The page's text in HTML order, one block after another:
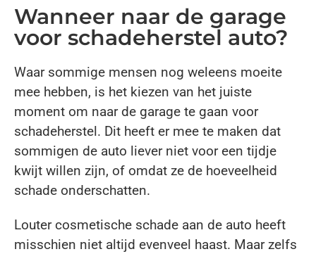
Wanneer naar de garage
voor schadeherstel auto?
Waar sommige mensen nog weleens moeite
mee hebben, is het kiezen van het juiste
moment om naar de garage te gaan voor
schadeherstel. Dit heeft er mee te maken dat
sommigen de auto liever niet voor een tijdje
kwijt willen zijn, of omdat ze de hoeveelheid
schade onderschatten.
Louter cosmetische schade aan de auto heeft
misschien niet altijd evenveel haast. Maar zelfs